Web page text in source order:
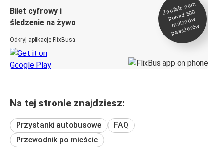
Bilet cyfrowy i
śledzenie na żywo
Odkryj aplikację FlixBusa
Zaufało na
m
ponad 500
milionó
w
pasażeró
w
Na tej stronie znajdziesz:
Przystanki autobusowe
FAQ
Przewodnik po mieście